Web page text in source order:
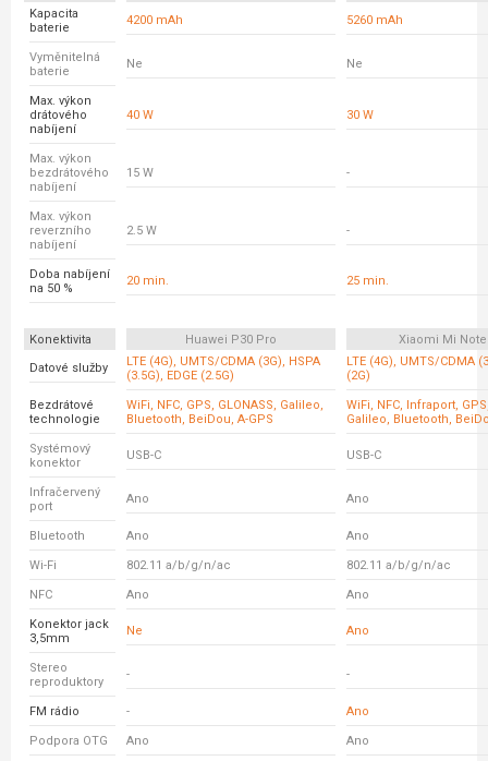
Kapacita
baterie
4200 mAh 5260 mAh
Vyměnitelná
baterie
Ne Ne
Max. výkon
drátového
nabíjení
40 W 30 W
Max. výkon
bezdrátového
nabíjení
15 W -
Max. výkon
reverzního
nabíjení
2.5 W -
Doba nabíjení
na 50 %
20 min. 25 min.
Konektivita Huawei P30 Pro
Xiaomi Mi Note
Datové služby
LTE (4G), UMTS/CDMA (3G), HSPA
(3.5G), EDGE (2.5G)
LTE (4G), UMTS/CDMA
(2G)
Bezdrátové
technologie
WiFi, NFC, GPS, GLONASS, Galileo,
Bluetooth, BeiDou, A-GPS
WiFi, NFC, Infraport,
Galileo, Bluetooth,
Systémový
konektor
USB-C USB-C
Infračervený
port
Ano Ano
Bluetooth Ano Ano
Wi-Fi 802.11 a/b/g/n/ac 802.11 a/b/g/n/ac
NFC Ano Ano
Konektor jack
3,5mm
Ne Ano
Stereo
reproduktory
- -
FM rádio - Ano
Podpora OTG Ano Ano